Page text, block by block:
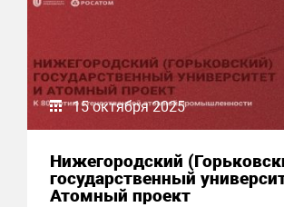
15 октября 2025
Нижегородский
государственный
Атомный проект